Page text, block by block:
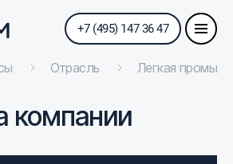
+7 (495) 147 36 47
Отрасль Легкая
компании